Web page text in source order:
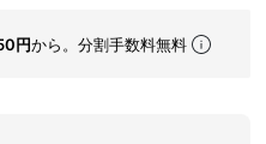
円から。分割手数料無料